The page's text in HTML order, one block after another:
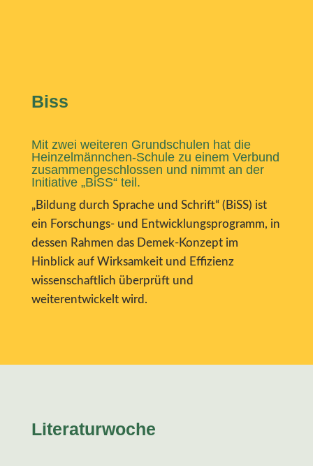
Biss
Mit zwei weiteren Grundschulen hat die
Heinzelmännchen-Schule zu einem Verbund
zusammengeschlossen und nimmt an der
Initiative „BiSS“ teil.
„Bildung durch Sprache und Schrift“ (BiSS) ist
ein Forschungs- und Entwicklungsprogramm, in
dessen Rahmen das Demek-Konzept im
Hinblick auf Wirksamkeit und Effizienz
wissenschaftlich überprüft und
weiterentwickelt wird.
Literaturwoche